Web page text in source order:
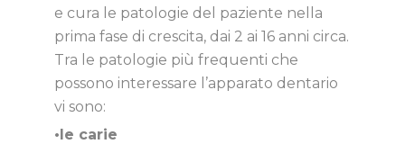
e cura le patologie del paziente nella
prima fase di crescita, dai 2 ai 16 anni circa.
Tra le patologie più frequenti che
possono interessare l’apparato dentario
vi sono:
•le carie